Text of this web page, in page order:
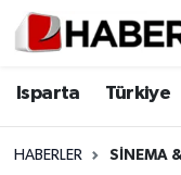
Isparta Türkiye
HABERLER SINEMA
Isparta
Isparta